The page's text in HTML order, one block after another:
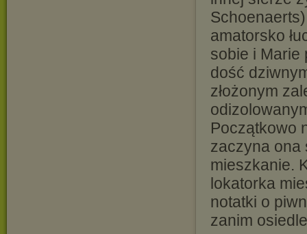
amatorsko
sobie i Marie
dość
złożonym
Początkowo
zaczyna ona
mieszkanie.
lokatorka
notatki o
zanim